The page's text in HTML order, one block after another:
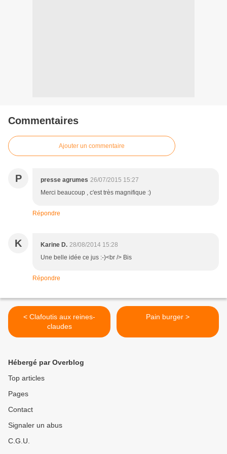
Commentaires
Ajouter un commentaire
P presse agrumes 26/07/2015 15:27
Merci beaucoup , c'est très magnifique :)
Répondre
K Karine D. 28/08/2014 15:28
Une belle idée ce jus :-)<br /> Bis
Répondre
< Clafoutis aux reines-
claudes
Pain burger >
Hébergé par Overblog
Top articles
Pages
Contact
Signaler un abus
C.G.U.